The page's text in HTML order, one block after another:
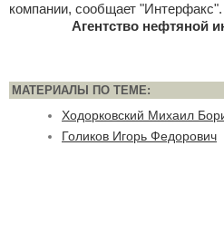
компании, сообщает "Интерфакс".
Агентство нефтяной
МАТЕРИАЛЫ ПО ТЕМЕ:
Ходорковский Михаил
Голиков Игорь Федорович